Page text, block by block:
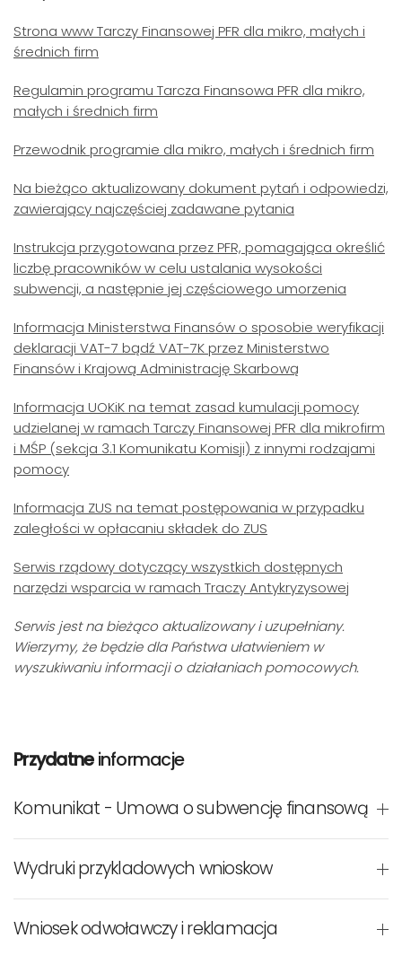
Strona www Tarczy Finansowej PFR dla mikro, małych i
średnich firm
Regulamin programu Tarcza Finansowa PFR dla mikro,
małych i średnich firm
Przewodnik programie dla mikro, małych i średnich firm
Na bieżąco aktualizowany dokument pytań i odpowiedzi,
zawierający najczęściej zadawane pytania
Instrukcja przygotowana przez PFR, pomagająca określić
liczbę pracowników w celu ustalania wysokości
subwencji, a następnie jej częściowego umorzenia
Informacja Ministerstwa Finansów o sposobie weryfikacji
deklaracji VAT-7 bądź VAT-7K przez Ministerstwo
Finansów i Krajową Administrację Skarbową
Informacja UOKiK na temat zasad kumulacji pomocy
udzielanej w ramach Tarczy Finansowej PFR dla mikrofirm
i MŚP (sekcja 3.1 Komunikatu Komisji) z innymi rodzajami
pomocy
Informacja ZUS na temat postępowania w przypadku
zaległości w opłacaniu składek do ZUS
Serwis rządowy dotyczący wszystkich dostępnych
narzędzi wsparcia w ramach Traczy Antykryzysowej
Serwis jest na bieżąco aktualizowany i uzupełniany.
Wierzymy, że będzie dla Państwa ułatwieniem w
wyszukiwaniu informacji o działaniach pomocowych.
Przydatneinformacje
Komunikat - Umowa o subwencję finansową
Wydruki przykladowych wnioskow
Wniosek odwoławczy i reklamacja